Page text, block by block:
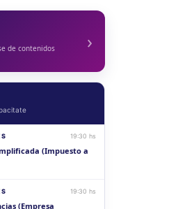
de contenidos ›
19:30 hs
(Impuesto a
19:30 hs
(Empresa